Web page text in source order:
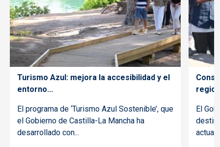
Turismo Azul: mejora la accesibilidad y el
entorno...
El programa de ‘Turismo Azul Sostenible’, que
el Gobierno de Castilla-La Mancha ha
desarrollado con...
El